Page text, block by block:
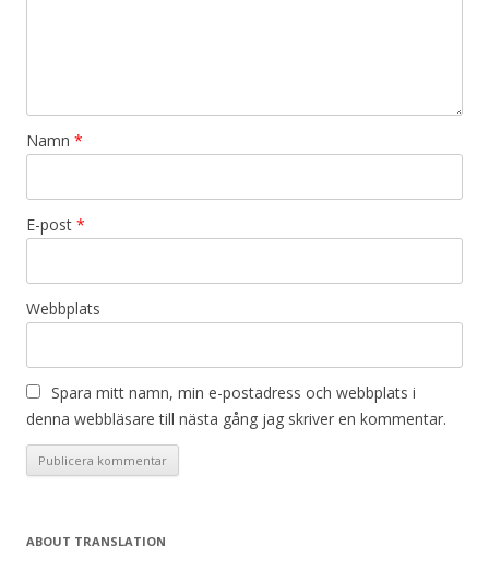
Namn *
E-post *
Webbplats
Spara mitt namn, min e-postadress och webbplats i
denna webbläsare till nästa gång jag skriver en kommentar.
ABOUT TRANSLATION